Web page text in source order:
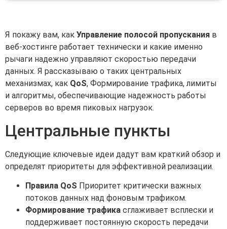
Я покажу вам, как Управление полосой пропускания в
веб-хостинге работает технически и какие именно
рычаги надежно управляют скоростью передачи
данных. Я рассказываю о таких центральных
механизмах, как QoS, Формирование трафика, лимиты
и алгоритмы, обеспечивающие надежность работы
серверов во время пиковых нагрузок.
Центральные пункты
Следующие ключевые идеи дадут вам краткий обзор и
определят приоритеты для эффективной реализации.
Правила QoS Приоритет критически важных
потоков данных над фоновым трафиком.
Формирование трафика сглаживает всплески и
поддерживает постоянную скорость передачи